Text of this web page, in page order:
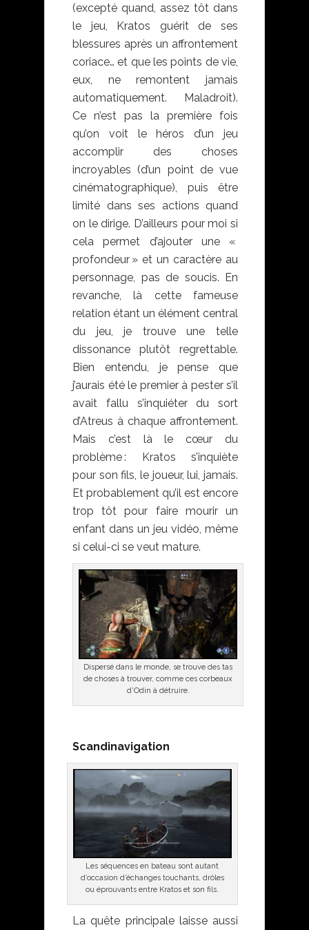
(excepté quand, assez tôt dans
le jeu, Kratos guérit de ses
blessures après un affrontement
coriace… et que les points de vie,
eux, ne remontent jamais
automatiquement. Maladroit).
Ce n’est pas la première fois
qu’on voit le héros d’un jeu
accomplir des choses
incroyables (d’un point de vue
cinématographique), puis être
limité dans ses actions quand
on le dirige. D’ailleurs pour moi si
cela permet d’ajouter une «
profondeur » et un caractère au
personnage, pas de soucis. En
revanche, là cette fameuse
relation étant un élément central
du jeu, je trouve une telle
dissonance plutôt regrettable.
Bien entendu, je pense que
j’aurais été le premier à pester s’il
avait fallu s’inquiéter du sort
d’Atreus à chaque affrontement.
Mais c’est là le cœur du
problème : Kratos s’inquiète
pour son fils, le joueur, lui, jamais.
Et probablement qu’il est encore
trop tôt pour faire mourir un
enfant dans un jeu vidéo, même
si celui-ci se veut mature.
Dispersé dans le monde, se trouve des tas
de choses à trouver, comme ces corbeaux
d’Odin à détruire.
Scandinavigation
Les séquences en bateau sont autant
d’occasion d’échanges touchants, drôles
ou éprouvants entre Kratos et son fils.
La quête principale laisse aussi